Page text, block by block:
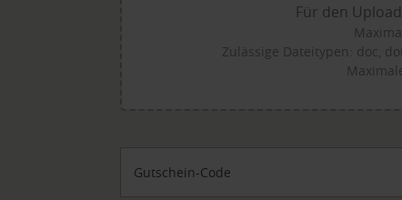
Für den
Zulässige Dateitypen: doc,
Gutschein-Code